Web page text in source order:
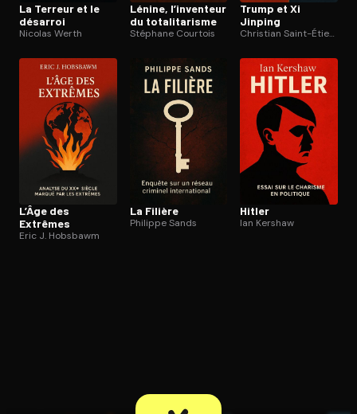
Ouvre l'app Appareil photo, pointe sur le code. C'est gratuit à
La Terreur et le
désarroi
Nicolas Werth
Lénine, l’inventeur
du to­ta­li­ta­risme
Stéphane Courtois
Trump et Xi
Jinping
Christian Saint-Étienne
L’Âge des
Extrêmes
Eric J. Hobsbawm
La Filière
Philippe Sands
Hitler
Ian Kershaw